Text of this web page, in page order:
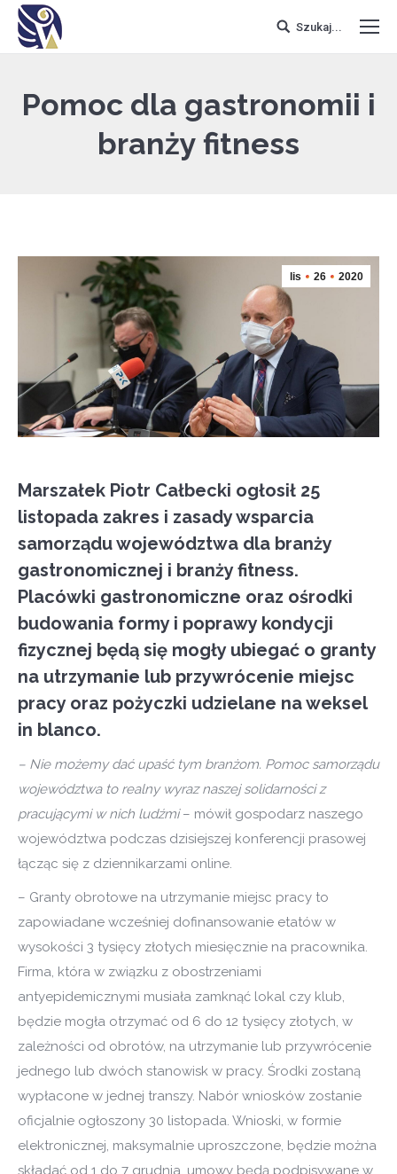
Szukaj...
Pomoc dla gastronomii i
branży fitness
lis 26 2020
Marszałek Piotr Całbecki ogłosił 25
listopada zakres i zasady wsparcia
samorządu województwa dla branży
gastronomicznej i branży fitness.
Placówki gastronomiczne oraz ośrodki
budowania formy i poprawy kondycji
fizycznej będą się mogły ubiegać o granty
na utrzymanie lub przywrócenie miejsc
pracy oraz pożyczki udzielane na weksel
in blanco.
– Nie możemy dać upaść tym branżom. Pomoc samorządu
województwa to realny wyraz naszej solidarności z
pracującymi w nich ludźmi– mówił gospodarz naszego
województwa podczas dzisiejszej konferencji prasowej
łącząc się z dziennikarzami online.
– Granty obrotowe na utrzymanie miejsc pracy to
zapowiadane wcześniej dofinansowanie etatów w
wysokości 3 tysięcy złotych miesięcznie na pracownika.
Firma, która w związku z obostrzeniami
antyepidemicznymi musiała zamknąć lokal czy klub,
będzie mogła otrzymać od 6 do 12 tysięcy złotych, w
zależności od obrotów, na utrzymanie lub przywrócenie
jednego lub dwóch stanowisk w pracy. Środki zostaną
wypłacone w jednej transzy. Nabór wniosków zostanie
oficjalnie ogłoszony 30 listopada. Wnioski, w formie
elektronicznej, maksymalnie uproszczone, będzie można
składać od 1 do 7 grudnia, umowy będą podpisywane w